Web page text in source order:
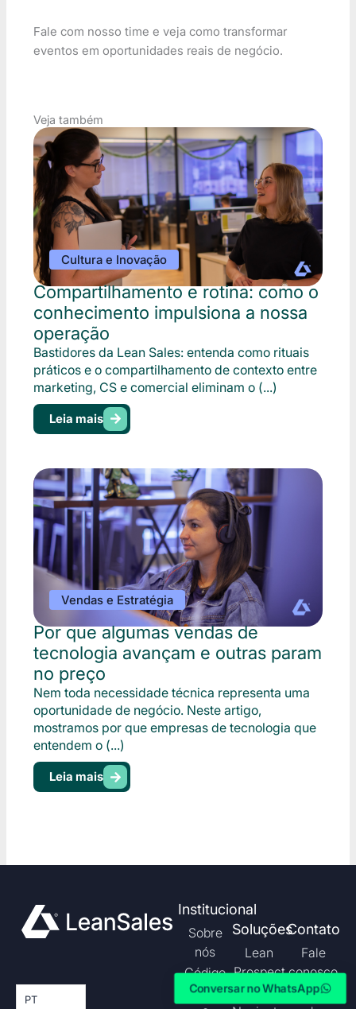
Fale com nosso time e veja como transformar
eventos em oportunidades reais de negócio.
Veja também
Cultura e Inovação
Compartilhamento e rotina: como o
conhecimento impulsiona a nossa
operação
Bastidores da Lean Sales: entenda como rituais
práticos e o compartilhamento de contexto entre
marketing, CS e comercial eliminam o (...)
Leia mais
Vendas e Estratégia
Por que algumas vendas de
tecnologia avançam e outras param
no preço
Nem toda necessidade técnica representa uma
oportunidade de negócio. Neste artigo,
mostramos por que empresas de tecnologia que
entendem o (...)
Leia mais
Institucional
Sobre
nós
Código
de Ética
Soluções
Lean
Prospect
Lean
Contato
Fale
conosco
Políticas
Conversar no WhatsApp
PT